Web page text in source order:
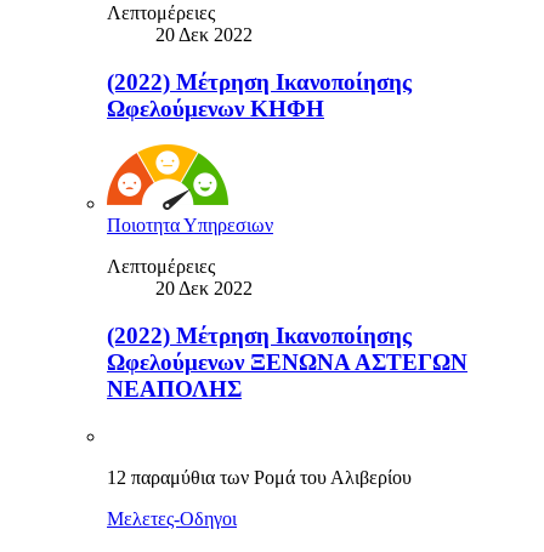
Λεπτομέρειες
20 Δεκ 2022
(2022) Μέτρηση Ικανοποίησης
Ωφελούμενων ΚΗΦΗ
Ποιοτητα Υπηρεσιων
Λεπτομέρειες
20 Δεκ 2022
(2022) Μέτρηση Ικανοποίησης
Ωφελούμενων ΞΕΝΩΝΑ ΑΣΤΕΓΩΝ
ΝΕΑΠΟΛΗΣ
12 παραμύθια των Ρομά του Αλιβερίου
Μελετες-Οδηγοι